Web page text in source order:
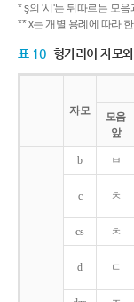
* ş의 '시'는 뒤따르는 모
** x는 개별 용례에 따라
표 10 헝가리어 자모
자모
모음
앞
b ㅂ
c ㅊ
cs ㅊ
d ㄷ